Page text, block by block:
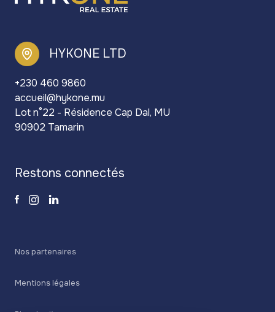
HYKONE LTD
+230 460 9860
accueil@hykone.mu
Lot n°22 - Résidence Cap Dal, MU
90902 Tamarin
restons connectés
Nos partenaires
Mentions légales